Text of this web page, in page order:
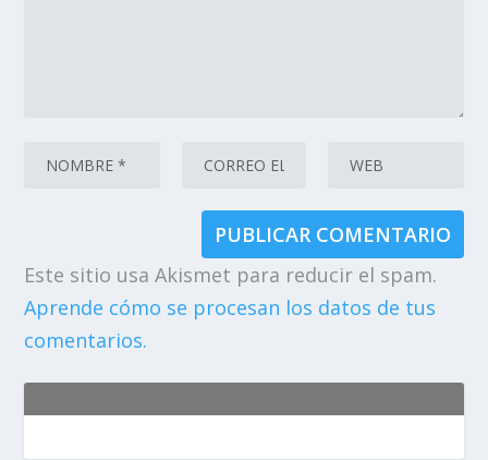
Este sitio usa Akismet para reducir el spam.
Aprende cómo se procesan los datos de tus
comentarios.